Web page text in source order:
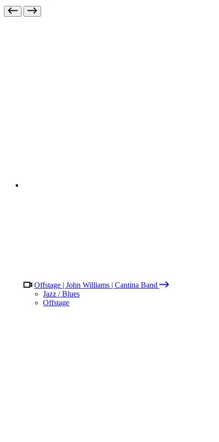
Offstage | John Williams | Cantina Band
Jazz / Blues
Offstage